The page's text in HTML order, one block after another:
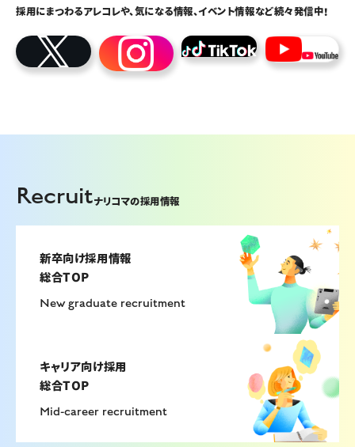
採用にまつわるアレコレや、気になる情報、イベント情報など続々発信中！
Recruitナリコマの採用情報
新卒向け採用情報
総合TOP
New graduate recruitment
キャリア向け採用
総合TOP
Mid-career recruitment